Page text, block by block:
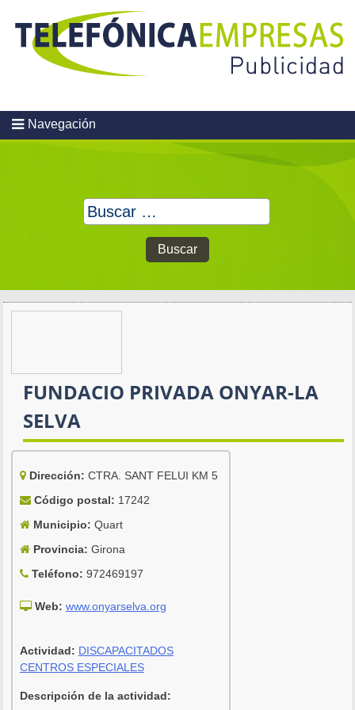
content
Navegación
Buscar:
FUNDACIO PRIVADA ONYAR-LA
SELVA
Dirección: CTRA. SANT FELUI KM 5
Código postal: 17242
Municipio: Quart
Provincia: Girona
Teléfono: 972469197
Web: www.onyarselva.org
Actividad: DISCAPACITADOS
CENTROS ESPECIALES
Descripción de la actividad: